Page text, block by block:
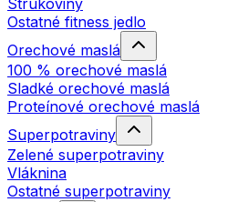
Strukoviny
Ostatné fitness jedlo
Orechové maslá
100 % orechové maslá
Sladké orechové maslá
Proteínové orechové maslá
Superpotraviny
Zelené superpotraviny
Vláknina
Ostatné superpotraviny